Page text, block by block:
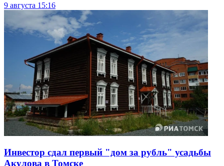
9 августа 15:16
Инвестор сдал первый "дом за рубль" усадьбы
Акулова в Томске